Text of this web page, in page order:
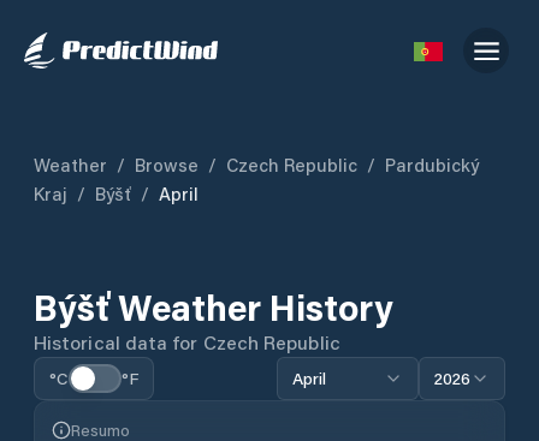
Weather / Browse / Czech Republic / Pardubický
Kraj / Býšť / April
BýšťWeather History
Historical data for Czech Republic
°C °F April 2026
Resumo